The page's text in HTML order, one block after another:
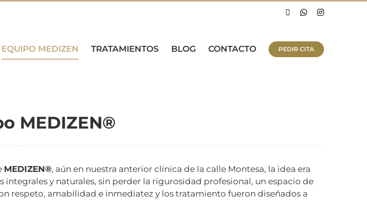
FacebookWhatsAppInstagram
EQUIPO MEDIZEN TRATAMIENTOS BLOG CONTACTO PEDIR CITA
MEDIZEN®
MEDIZEN®, aún en nuestra anterior clínica de la calle Montesa, la idea era
y naturales, sin perder la rigurosidad profesional, un espacio de
respeto, amabilidad e inmediatez y los tratamiento fueron diseñados a